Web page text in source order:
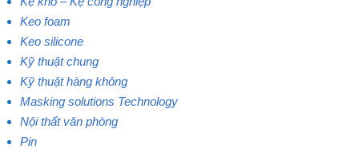
Keo foam
Keo silicone
Kỹ thuật chung
Kỹ thuật hàng không
Masking solutions Technology
Nội thất văn phòng
Pin